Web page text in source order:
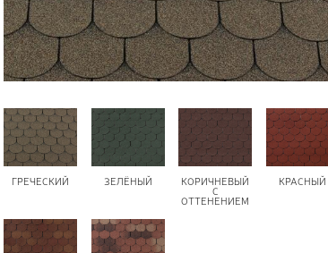
ГРЕЧЕСКИЙ ЗЕЛЁНЫЙ КОРИЧНЕВЫЙ
С
ОТТЕНЕНИЕМ
КРАСНЫЙ